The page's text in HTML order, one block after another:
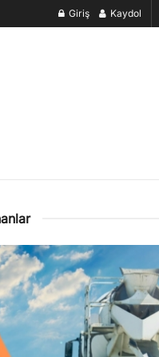
Giriş Kaydol